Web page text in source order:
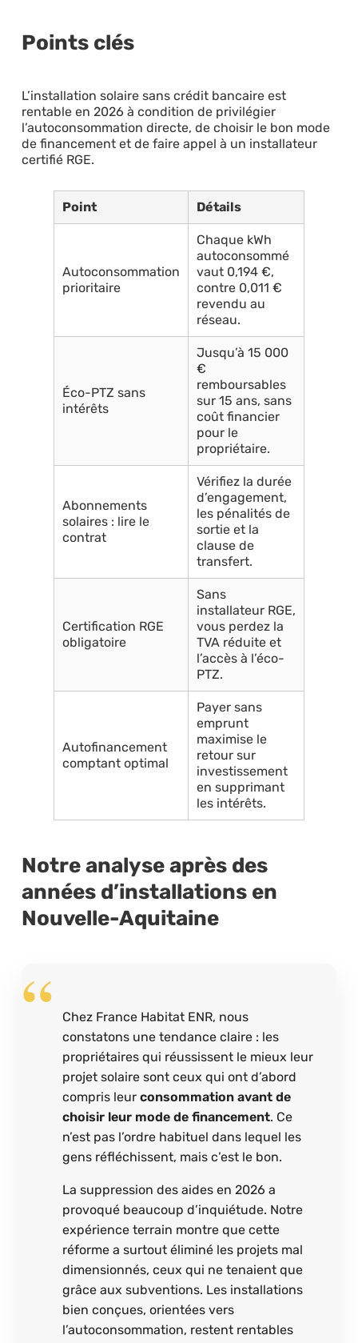
Points clés
L’installation solaire sans crédit bancaire est
rentable en 2026 à condition de privilégier
l’autoconsommation directe, de choisir le bon mode
de financement et de faire appel à un installateur
certifié RGE.
Point Détails
Autoconsommation
prioritaire
Chaque kWh
autoconsommé
vaut 0,194 €,
contre 0,011 €
revendu au
réseau.
Éco-PTZ sans
intérêts
Jusqu’à 15 000
€
remboursables
sur 15 ans, sans
coût financier
pour le
propriétaire.
Abonnements
solaires : lire le
contrat
Vérifiez la durée
d’engagement,
les pénalités de
sortie et la
clause de
transfert.
Certification RGE
obligatoire
Sans
installateur RGE,
vous perdez la
TVA réduite et
l’accès à l’éco-
PTZ.
Autofinancement
comptant optimal
Payer sans
emprunt
maximise le
retour sur
investissement
en supprimant
les intérêts.
Notre analyse après des
années d’installations en
Nouvelle-Aquitaine
Chez France Habitat ENR, nous
constatons une tendance claire : les
propriétaires qui réussissent le mieux leur
projet solaire sont ceux qui ont d’abord
compris leurconsommation avant de
choisir leur mode de financement. Ce
n’est pas l’ordre habituel dans lequel les
gens réfléchissent, mais c’est le bon.
La suppression des aides en 2026 a
provoqué beaucoup d’inquiétude. Notre
expérience terrain montre que cette
réforme a surtout éliminé les projets mal
dimensionnés, ceux qui ne tenaient que
grâce aux subventions. Les installations
bien conçues, orientées vers
l’autoconsommation, restent rentables